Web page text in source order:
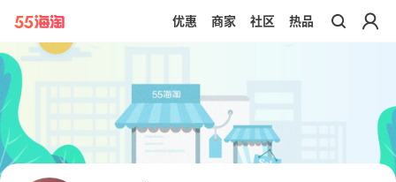
带你去官网买正品
优惠 商家 社区 热品